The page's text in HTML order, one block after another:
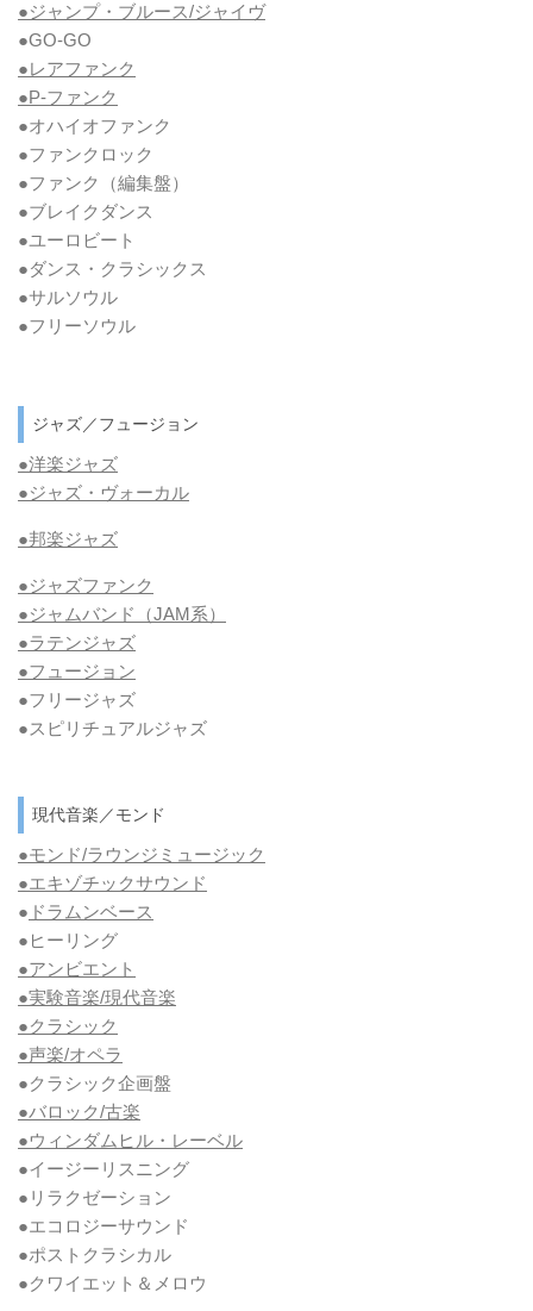
●ジャンプ・ブルース/ジャイヴ
●GO-GO
●レアファンク
●P-ファンク
●オハイオファンク
●ファンクロック
●ファンク
（編集盤）
●ブレイクダンス
●ユーロビート
●ダンス・クラシックス
●サルソウル
●フリーソウル
ジャズ／フュージョン
●洋楽ジャズ
●ジャズ・ヴォーカル
●邦楽ジャズ
●ジャズファンク
●ジャムバンド（JAM系）
●ラテンジャズ
●フュージョン
●フリージャズ
●スピリチュアルジャズ
現代音楽／モンド
●モンド/ラウンジミュージック
●エキゾチックサウンド
● ドラムンベース
●ヒーリング
●アンビエント
●実験音楽/現代音楽
●クラシック
●声楽/オペラ
●クラシック企画盤
●バロック/古楽
●ウィンダムヒル・レーベル
●イージーリスニング
●リラクゼーション
●エコロジーサウンド
●ポストクラシカル
●クワイエット＆メロウ